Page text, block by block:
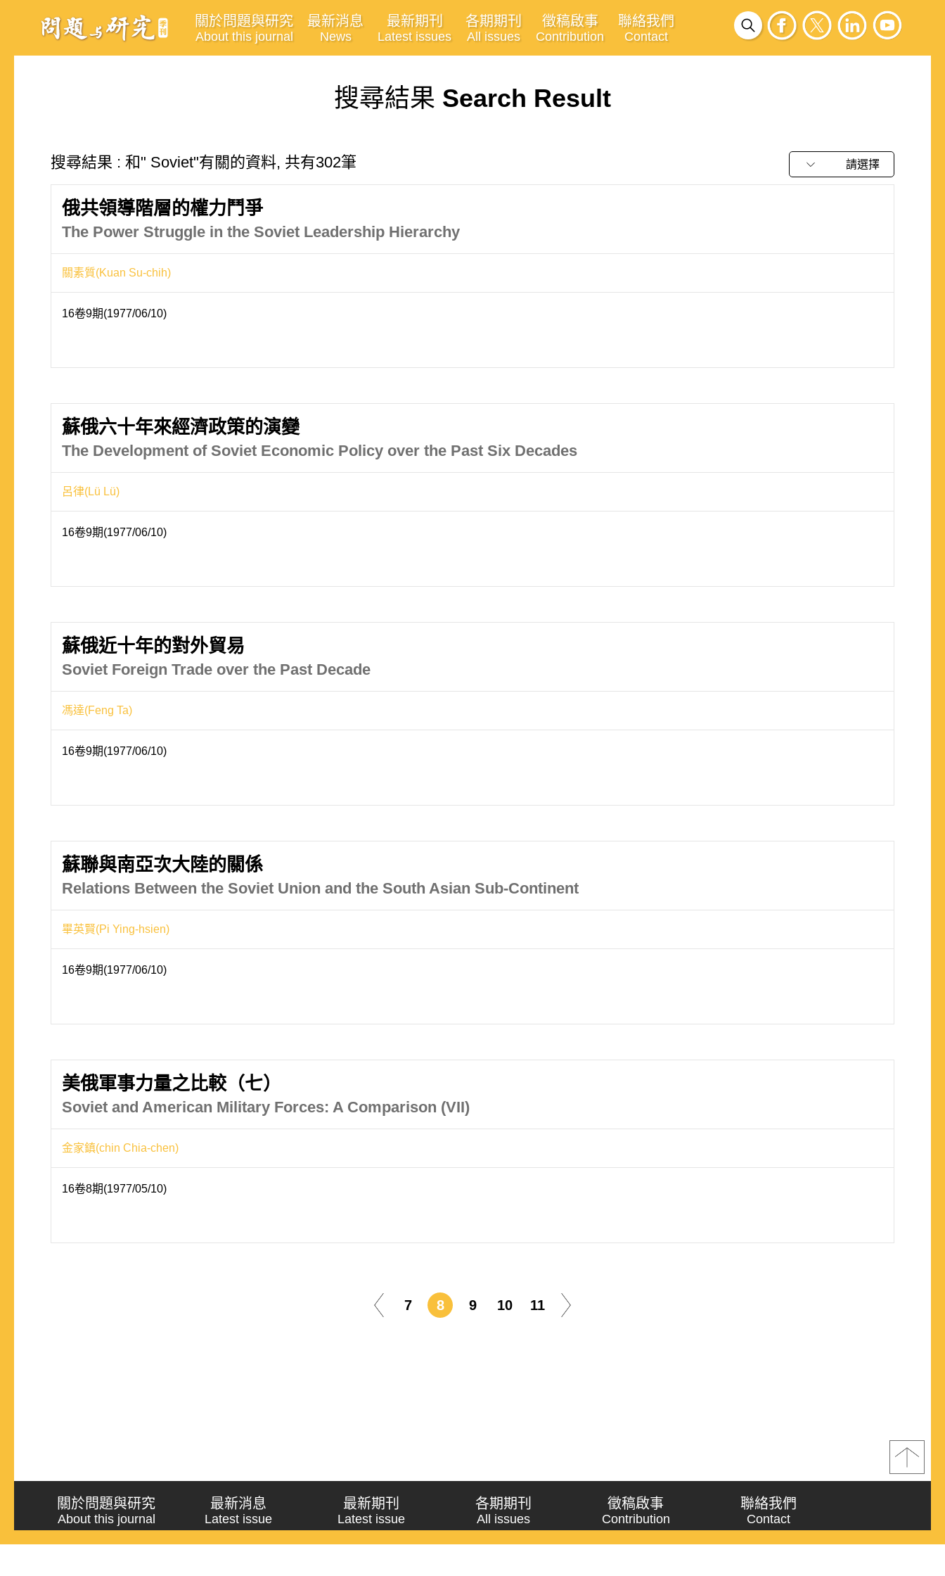
關於問題與研究
About this journal
最新消息
News
最新期刊
Latest issues
各期期刊
All issues
徵稿啟事
Contribution
聯絡我們
Contact
搜尋結果 Search Result
搜尋結果 : 和" Soviet"有關的資料, 共有302筆 請選擇
俄共領導階層的權力鬥爭
The Power Struggle in the Soviet Leadership Hierarchy
關素質(Kuan Su-chih)
16卷9期(1977/06/10)
蘇俄六十年來經濟政策的演變
The Development of Soviet Economic Policy over the Past Six Decades
呂律(Lü Lü)
16卷9期(1977/06/10)
蘇俄近十年的對外貿易
Soviet Foreign Trade over the Past Decade
馮達(Feng Ta)
16卷9期(1977/06/10)
蘇聯與南亞次大陸的關係
Relations Between the Soviet Union and the South Asian Sub-Continent
畢英賢(Pi Ying-hsien)
16卷9期(1977/06/10)
美俄軍事力量之比較（七）
Soviet and American Military Forces: A Comparison (VII)
金家鎮(chin Chia-chen)
16卷8期(1977/05/10)
7 8 9 10 11
關於問題與研究
About this journal
最新消息
Latest issue
最新期刊
Latest issue
各期期刊
All issues
徵稿啟事
Contribution
聯絡我們
Contact